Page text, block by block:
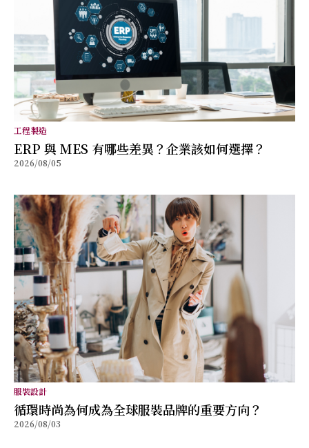
工程製造
ERP 與 MES 有哪些差異？企業該如何選擇？
2026/08/05
服裝設計
循環時尚為何成為全球服裝品牌的重要方向？
2026/08/03